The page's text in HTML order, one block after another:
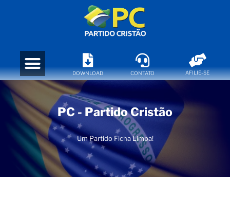
DOWNLOAD CONTATO AFILIE-SE
PC - Partido Cristão
Um Partido Ficha Limpa!